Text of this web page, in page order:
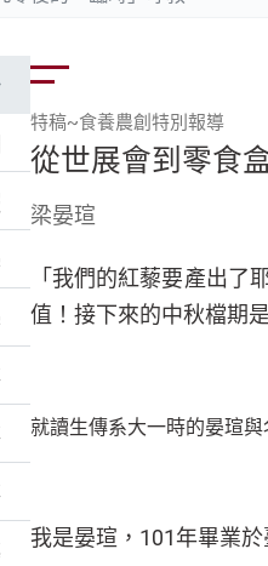
特稿~食養農創特別報導
從世展會到零食
梁晏瑄
「我們的紅藜要產出
值！接下來的中秋檔期
就讀生傳系大一時的晏瑄與
我是晏瑄，101年畢業